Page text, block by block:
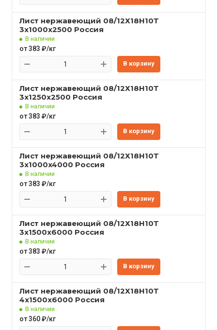
Лист нержавеющий 08/12Х18Н10Т
3x1000x2500 Россия
В наличии
от 383 ₽/кг
В корзину
Лист нержавеющий 08/12Х18Н10Т
3x1250x2500 Россия
В наличии
от 383 ₽/кг
В корзину
Лист нержавеющий 08/12Х18Н10Т
3x1000x4000 Россия
В наличии
от 383 ₽/кг
В корзину
Лист нержавеющий 08/12Х18Н10Т
3x1500x6000 Россия
В наличии
от 383 ₽/кг
В корзину
Лист нержавеющий 08/12Х18Н10Т
4x1500x6000 Россия
В наличии
от 360 ₽/кг